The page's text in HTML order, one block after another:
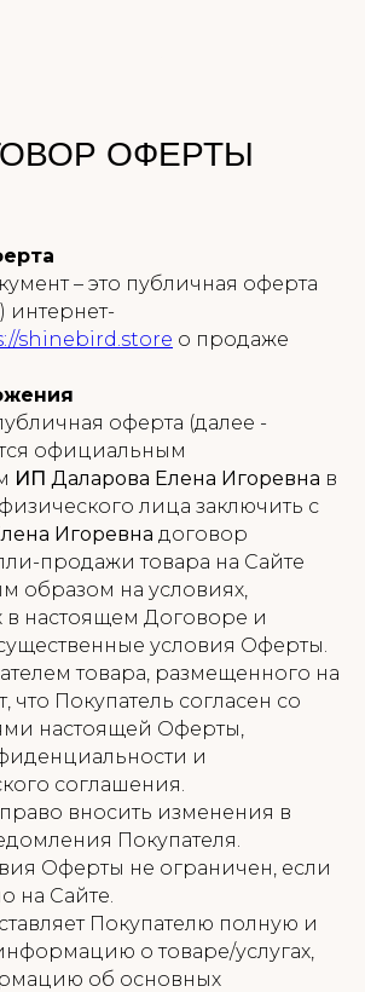
– это публичная оферта
интернет-
shinebird.store о продаже
оферта (далее -
официальным
ИП Даларова Елена Игоревна в
лица заключить с
Игоревна договор
продажи товара на Сайте
образом на условиях,
настоящем Договоре и
условия Оферты.
товара, размещенного на
что Покупатель согласен со
настоящей Оферты,
и
соглашения.
право вносить изменения в
Покупателя.
Оферты не ограничен, если
на Сайте.
Покупателю полную и
о товаре/услугах,
об основных